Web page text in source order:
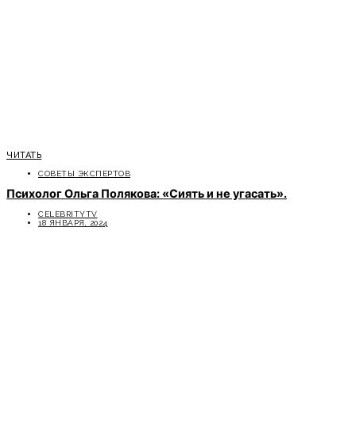
ЧИТАТЬ
СОВЕТЫ ЭКСПЕРТОВ
Психолог Ольга Полякова: «Сиять и не угасать».
CELEBRITYTV
18 ЯНВАРЯ, 2024